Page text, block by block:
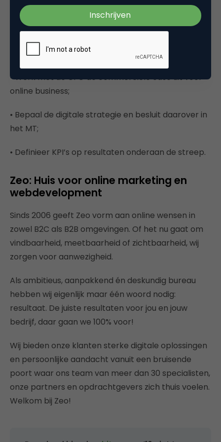
• Koppel de digitale koers altijd aan de business-
doelstellingen;
• Zet digitalisering op de agenda van de directie;
• Werk met de CFO de commerciële case uit voor
online business;
• Bepaal de digitale strategie en besluit daarover in
het MT;
• Definieer KPI’s op resultaten onderaan de streep.
Zeo: Huis voor online marketing en
webdevelopment
Sinds 2006 geeft Zeo vorm aan online wensen in
zowel B2C als B2B omgevingen. Of het nu gaat om
vindbaarheid, meetbaarheid of zichtbaarheid, wij
zorgen voor aanwezigheid.
Als ambitieus, aanpakkend én deskundig bureau
hebben wij eigenlijk maar één woord nodig:
resultaat. De juiste resultaten voor jou en jouw
bedrijf, daar gaan we 100% voor!
Wij bieden onze klanten sterke digitale oplossingen
en persoonlijke aandacht vanuit een bruisende
poort waar ons team van meer dan 30 specialisten,
onze partners en opdrachtgevers zich thuis voelen.
Welkom bij Zeo!